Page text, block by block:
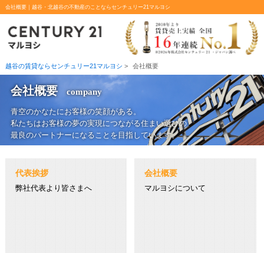
会社概要｜越谷・北越谷の不動産のことならセンチュリー21マルヨシ
越谷の賃貸ならセンチュリー21マルヨシ > 会社概要
会社概要 company
青空のかなたにお客様の笑顔がある。
私たちはお客様の夢の実現につながる住まい選びの
最良のパートナーになることを目指しています。
代表挨拶
弊社代表より皆さまへ
会社概要
マルヨシについて